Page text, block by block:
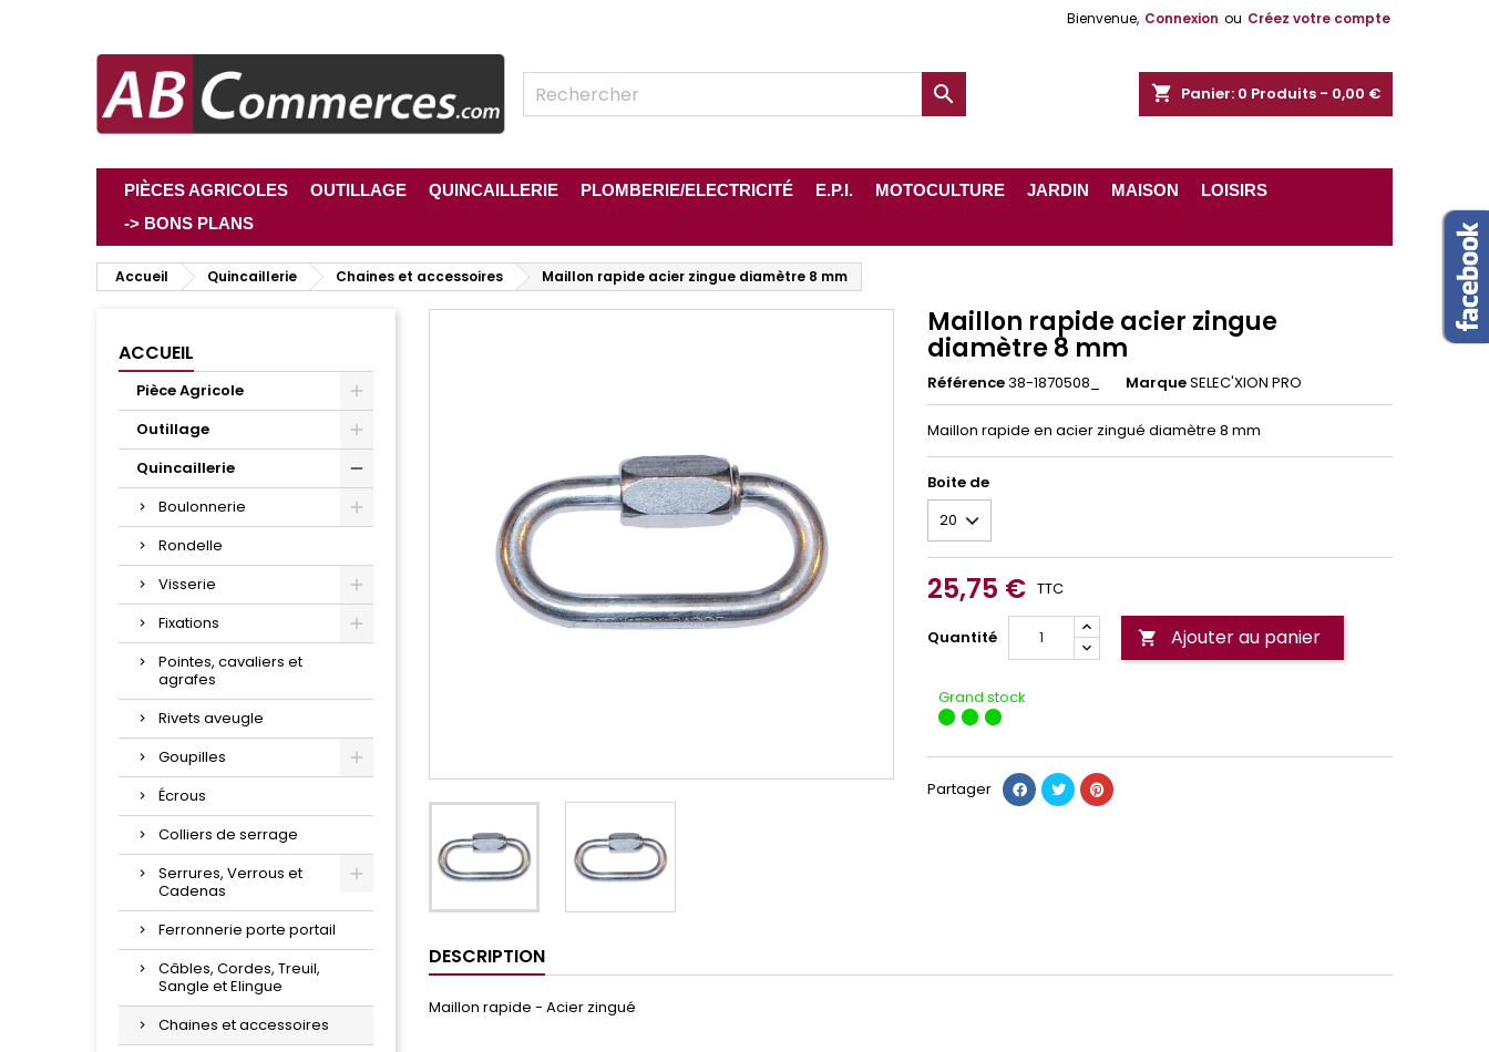
Bienvenue, Connexion ou Créez votre compte
shopping_cart Panier: 0 Produits - 0,00 €

PIÈCES AGRICOLES OUTILLAGE QUINCAILLERIE PLOMBERIE/ELECTRICITÉ E.P.I. MOTOCULTURE JARDIN MAISON
LOISIRS
-> BONS PLANS
Accueil Quincaillerie Chaines et accessoires Maillon rapide acier zingue diamètre 8 mm
ACCUEIL
Pièce Agricole
Outillage
Quincaillerie
Boulonnerie
Rondelle
Visserie
Fixations
Pointes, cavaliers et
agrafes
Rivets aveugle
Goupilles
Écrous
Colliers de serrage
Serrures, Verrous et
Cadenas
Ferronnerie porte portail
Câbles, Cordes, Treuil,
Sangle et Elingue
Chaines et accessoires
Maillon rapide acier zingue
diamètre 8 mm
Référence38-1870508_ MarqueSELEC'XION PRO
Maillon rapide en acier zingué diamètre 8 mm
Boite de
25,75 € TTC
Quantité  Ajouter au panier
Grand stock
Partager
DESCRIPTION
Maillon rapide - Acier zingué